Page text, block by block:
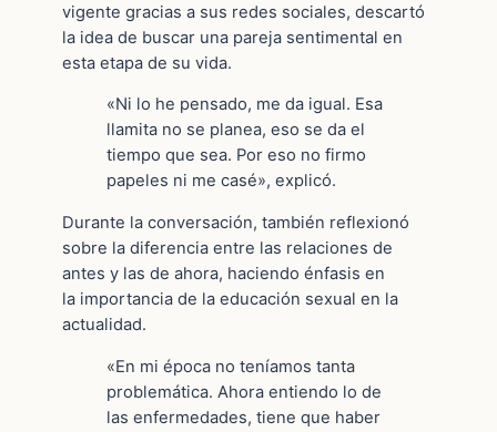
vigente gracias a sus redes sociales, descartó
la idea de buscar una pareja sentimental en
esta etapa de su vida.
«Ni lo he pensado, me da igual. Esa
llamita no se planea, eso se da el
tiempo que sea. Por eso no firmo
papeles ni me casé», explicó.
Durante la conversación, también reflexionó
sobre la diferencia entre las relaciones de
antes y las de ahora, haciendo énfasis en
la importancia de la educación sexual en la
actualidad.
«En mi época no teníamos tanta
problemática. Ahora entiendo lo de
las enfermedades, tiene que haber